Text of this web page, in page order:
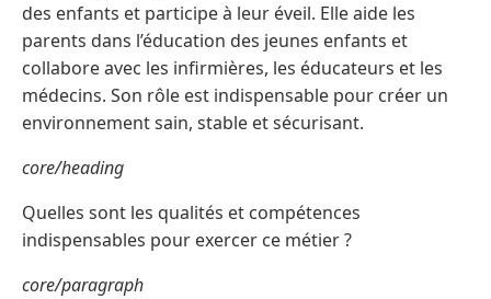
des enfants et participe à leur éveil. Elle aide les
parents dans l’éducation des jeunes enfants et
collabore avec les infirmières, les éducateurs et les
médecins. Son rôle est indispensable pour créer un
environnement sain, stable et sécurisant.
core/heading
Quelles sont les qualités et compétences
indispensables pour exercer ce métier ?
core/paragraph